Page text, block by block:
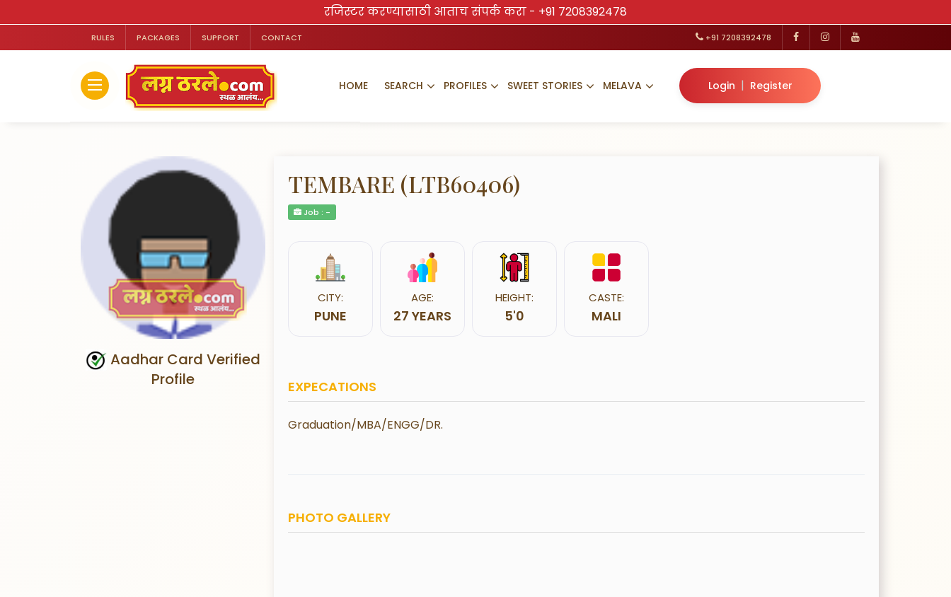
रजिस्टर करण्यासाठी आताच संपर्क करा - +91 7208392478
RULES PACKAGES SUPPORT CONTACT +91 7208392478
HOME SEARCH PROFILES SWEET STORIES MELAVA Login | Register
Aadhar Card Verified
Profile
TEMBARE (LTB60406)
Job : -
CITY:
PUNE
AGE:
27 YEARS
HEIGHT:
5'0
CASTE:
MALI
EXPECATIONS
Graduation/MBA/ENGG/DR.
PHOTO GALLERY